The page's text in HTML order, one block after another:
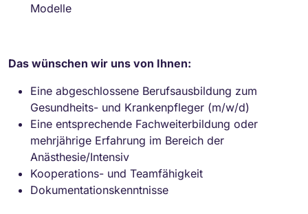
Modelle
Das wünschen wir uns von Ihnen:
Eine abgeschlossene Berufsausbildung zum
Gesundheits- und Krankenpfleger (m/w/d)
Eine entsprechende Fachweiterbildung oder
mehrjährige Erfahrung im Bereich der
Anästhesie/Intensiv
Kooperations- und Teamfähigkeit
Dokumentationskenntnisse